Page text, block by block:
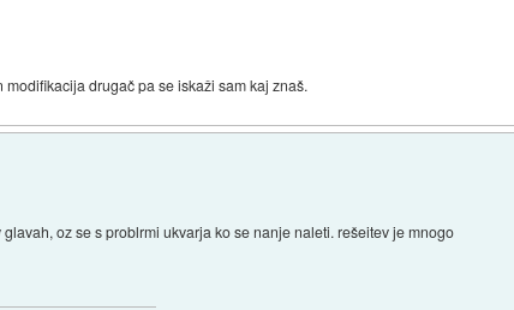
drugač pa se iskaži sam kaj znaš.
oz se s problrmi ukvarja ko se nanje naleti. rešeitev je mnogo